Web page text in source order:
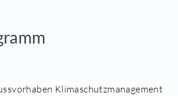
Klimaschutzmanagement